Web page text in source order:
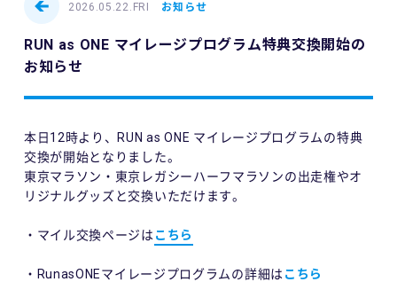
2026.05.22.FRI お知らせ
RUN as ONE マイレージプログラム特典交換開始の
お知らせ
本日12時より、RUN as ONE マイレージプログラムの特典
交換が開始となりました。
東京マラソン・東京レガシーハーフマラソンの出走権やオ
リジナルグッズと交換いただけます。
・マイル交換ページは こちら
・RunasONEマイレージプログラムの詳細は こちら